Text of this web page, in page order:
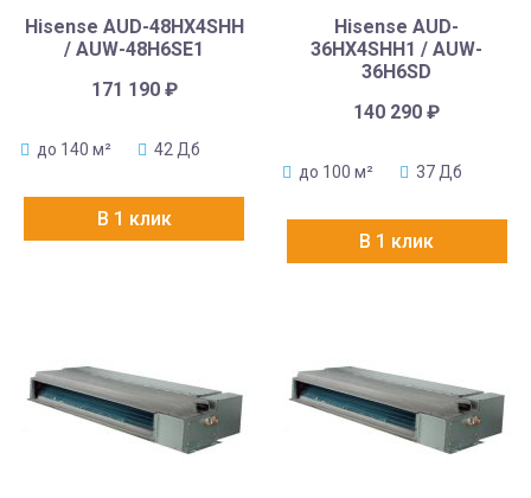
Hisense AUD-48HX4SHH
/ AUW-48H6SE1
171 190 ₽
до 140 м² 42 Дб
В 1 клик
Hisense AUD-
36HX4SHH1 / AUW-
36H6SD
140 290₽
до 100 м² 37 Дб
В 1 клик